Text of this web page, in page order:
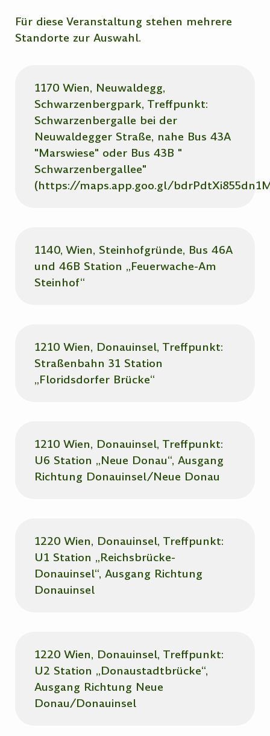
Für diese Veranstaltung stehen mehrere
Standorte zur Auswahl.
1170 Wien, Neuwaldegg,
Schwarzenbergpark, Treffpunkt:
Schwarzenbergalle bei der
Neuwaldegger Straße, nahe Bus 43A
"Marswiese" oder Bus 43B "
Schwarzenbergallee"
(https://maps.app.goo.gl/
1140, Wien, Steinhofgründe, Bus 46A
und 46B Station „Feuerwache-Am
Steinhof“
1210 Wien, Donauinsel, Treffpunkt:
Straßenbahn 31 Station
„Floridsdorfer Brücke“
1210 Wien, Donauinsel, Treffpunkt:
U6 Station „Neue Donau“, Ausgang
Richtung Donauinsel/Neue Donau
1220 Wien, Donauinsel, Treffpunkt:
U1 Station „Reichsbrücke-
Donauinsel“, Ausgang Richtung
Donauinsel
1220 Wien, Donauinsel, Treffpunkt:
U2 Station „Donaustadtbrücke“,
Ausgang Richtung Neue
Donau/Donauinsel